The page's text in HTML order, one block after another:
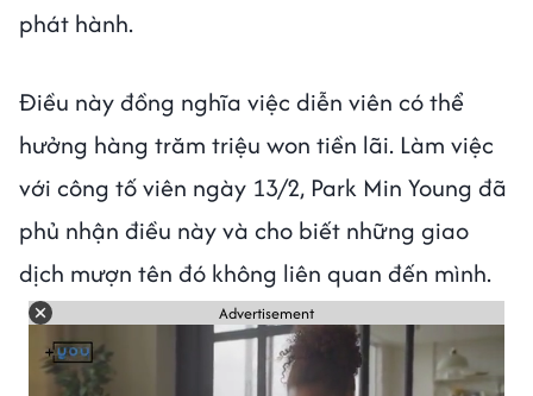
phát hành.
Điều này đồng nghĩa việc diễn viên có thể
hưởng hàng trăm triệu won tiền lãi. Làm việc
với công tố viên ngày 13/2, Park Min Young đã
phủ nhận điều này và cho biết những giao
dịch mượn tên đó không liên quan đến mình.
Advertisement